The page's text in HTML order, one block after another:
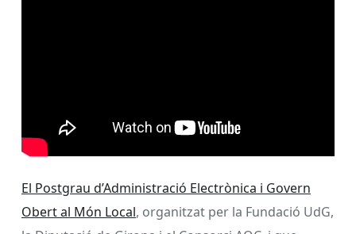
El Postgrau d’Administració Electrònica i Govern
Obert al Món Local, organitzat per la Fundació UdG,